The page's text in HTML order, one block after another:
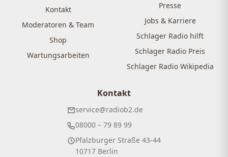
Kontakt
Moderatoren & Team
Shop
Wartungsarbeiten
Presse
Jobs & Karriere
Schlager Radio hilft
Schlager Radio Preis
Schlager Radio Wikipedia
Kontakt
service@radiob2.de
08000 – 79 89 99
Pfalzburger Straße 43-44
10717 Berlin